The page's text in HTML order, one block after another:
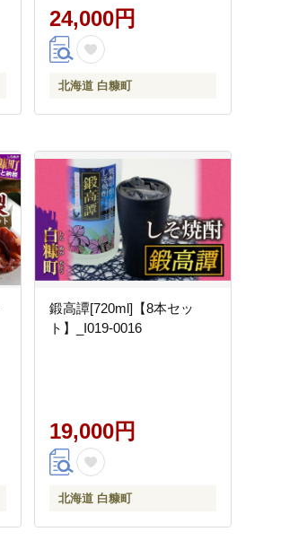
24,000円
北海道 白糠町
鍛高譚[720ml]【8本セッ
ト】_I019-0016
19,000円
北海道 白糠町